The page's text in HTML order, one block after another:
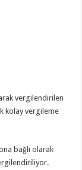
vergilendirilen
kolay vergileme
bağlı olarak